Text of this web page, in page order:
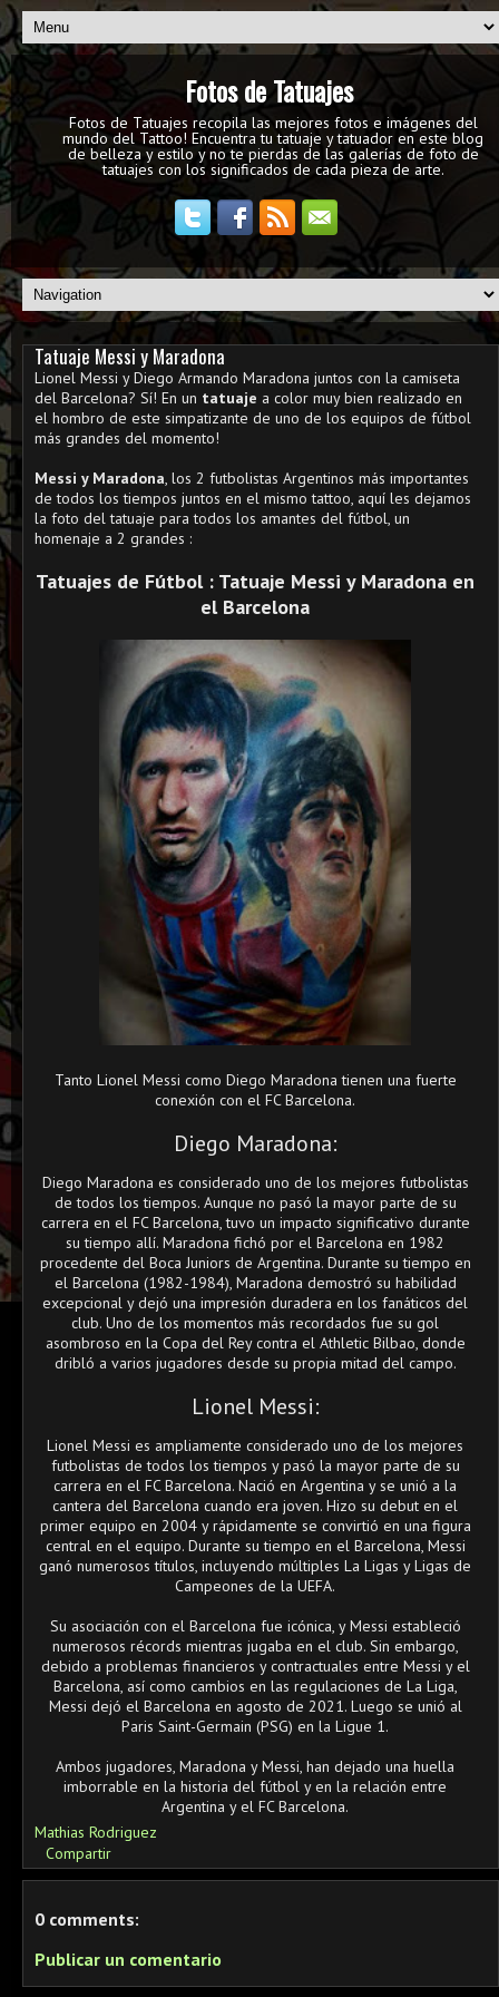
Fotos de Tatuajes
Fotos de Tatuajes recopila las mejores fotos e imágenes del
mundo del Tattoo! Encuentra tu tatuaje y tatuador en este blog
de belleza y estilo y no te pierdas de las galerías de foto de
tatuajes con los significados de cada pieza de arte.
Tatuaje Messi y Maradona
Lionel Messi y Diego Armando Maradona juntos con la camiseta
del Barcelona? Sí! En un tatuaje a color muy bien realizado en
el hombro de este simpatizante de uno de los equipos de fútbol
más grandes del momento!
Messi y Maradona, los 2 futbolistas Argentinos más importantes
de todos los tiempos juntos en el mismo tattoo, aquí les dejamos
la foto del tatuaje para todos los amantes del fútbol, un
homenaje a 2 grandes :
Tatuajes de Fútbol : Tatuaje Messi y Maradona en
el Barcelona
Tanto Lionel Messi como Diego Maradona tienen una fuerte
conexión con el FC Barcelona.
Diego Maradona:
Diego Maradona es considerado uno de los mejores futbolistas
de todos los tiempos. Aunque no pasó la mayor parte de su
carrera en el FC Barcelona, tuvo un impacto significativo durante
su tiempo allí. Maradona fichó por el Barcelona en 1982
procedente del Boca Juniors de Argentina. Durante su tiempo en
el Barcelona (1982-1984), Maradona demostró su habilidad
excepcional y dejó una impresión duradera en los fanáticos del
club. Uno de los momentos más recordados fue su gol
asombroso en la Copa del Rey contra el Athletic Bilbao, donde
dribló a varios jugadores desde su propia mitad del campo.
Lionel Messi:
Lionel Messi es ampliamente considerado uno de los mejores
futbolistas de todos los tiempos y pasó la mayor parte de su
carrera en el FC Barcelona. Nació en Argentina y se unió a la
cantera del Barcelona cuando era joven. Hizo su debut en el
primer equipo en 2004 y rápidamente se convirtió en una figura
central en el equipo. Durante su tiempo en el Barcelona, Messi
ganó numerosos títulos, incluyendo múltiples La Ligas y Ligas de
Campeones de la UEFA.
Su asociación con el Barcelona fue icónica, y Messi estableció
numerosos récords mientras jugaba en el club. Sin embargo,
debido a problemas financieros y contractuales entre Messi y el
Barcelona, así como cambios en las regulaciones de La Liga,
Messi dejó el Barcelona en agosto de 2021. Luego se unió al
Paris Saint-Germain (PSG) en la Ligue 1.
Ambos jugadores, Maradona y Messi, han dejado una huella
imborrable en la historia del fútbol y en la relación entre
Argentina y el FC Barcelona.
Mathias Rodriguez
Compartir
0 comments:
Publicar un comentario